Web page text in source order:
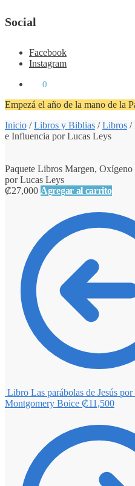
Social
Facebook
Instagram
0
Empezá el año de la mano de la
Inicio /Libros y Biblias /Libros /
e Influencia por Lucas Leys
Paquete Libros Margen, Oxígeno
por Lucas Leys
₡27,000 Agregar al carrito
Libro Las parábolas de Jesús por
Montgomery Boice ₡11,500